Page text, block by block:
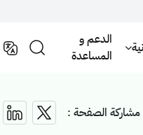
الدعم و
المساعدة
مشاركة الصفحة :